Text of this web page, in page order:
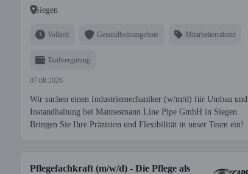
Siegen
Vollzeit Gesundheitsangebote Mitarbeiterrabatte
Tarifvergütung
07.08.2026
Wir suchen einen Industriemechaniker (w/m/d) für Umbau und
Instandhaltung bei Mannesmann Line Pipe GmbH in Siegen.
Bringen Sie Ihre Präzision und Flexibilität in unser Team ein!
Pflegefachkraft (m/w/d) - Die Pflege als